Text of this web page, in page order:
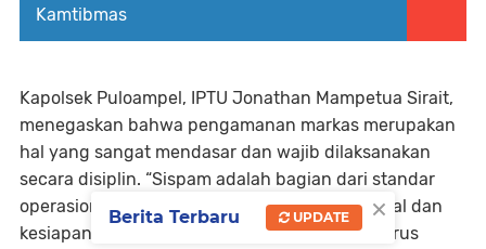
Kamtibmas
Kapolsek Puloampel, IPTU Jonathan Mampetua Sirait,
menegaskan bahwa pengamanan markas merupakan
hal yang sangat mendasar dan wajib dilaksanakan
secara disiplin. “Sispam adalah bagian dari standar
operasional untuk menjamin keamanan internal dan
kesiapan operasional. Setiap petugas piket harus
×
Berita Terbaru UPDATE